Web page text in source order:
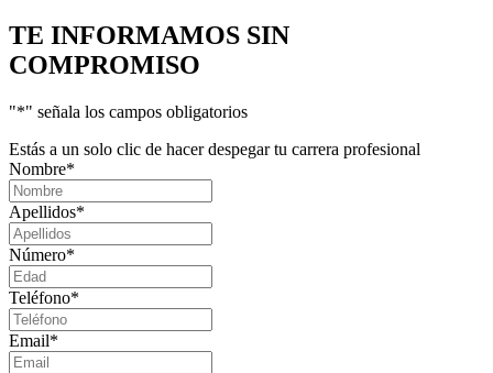
TE INFORMAMOS SIN
COMPROMISO
"*" señala los campos obligatorios
Estás a un solo clic de hacer despegar tu carrera profesional
Nombre*
Apellidos*
Número*
Teléfono*
Email*